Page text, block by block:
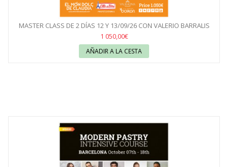
MASTER CLASS DE 2 DÍAS 12 Y 13/09/26 CON VALERIO BARRALIS
1 050,00€
AÑADIR A LA CESTA